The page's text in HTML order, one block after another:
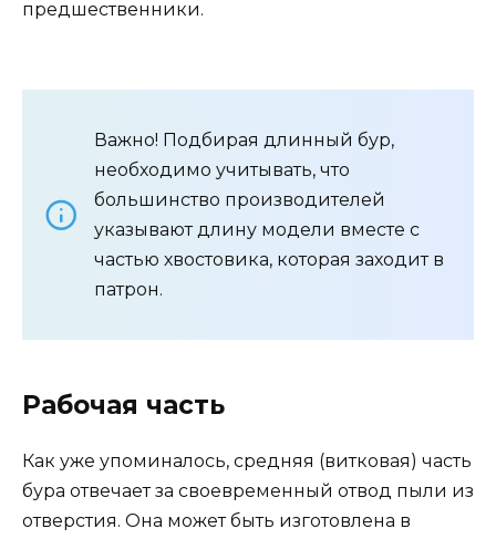
предшественники.
Важно! Подбирая длинный бур,
необходимо учитывать, что
большинство производителей
указывают длину модели вместе с
частью хвостовика, которая заходит в
патрон.
Рабочая часть
Как уже упоминалось, средняя (витковая) часть
бура отвечает за своевременный отвод пыли из
отверстия. Она может быть изготовлена в